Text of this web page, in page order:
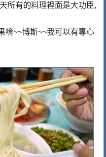
所有的料理裡面是大功臣,
唷~~博斯~~我可以有專心